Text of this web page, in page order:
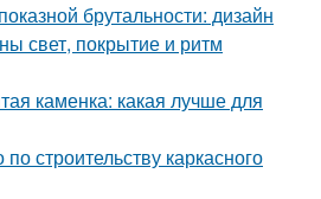
брутальности: дизайн
свет, покрытие и ритм
каменка: какая лучше для
строительству каркасного